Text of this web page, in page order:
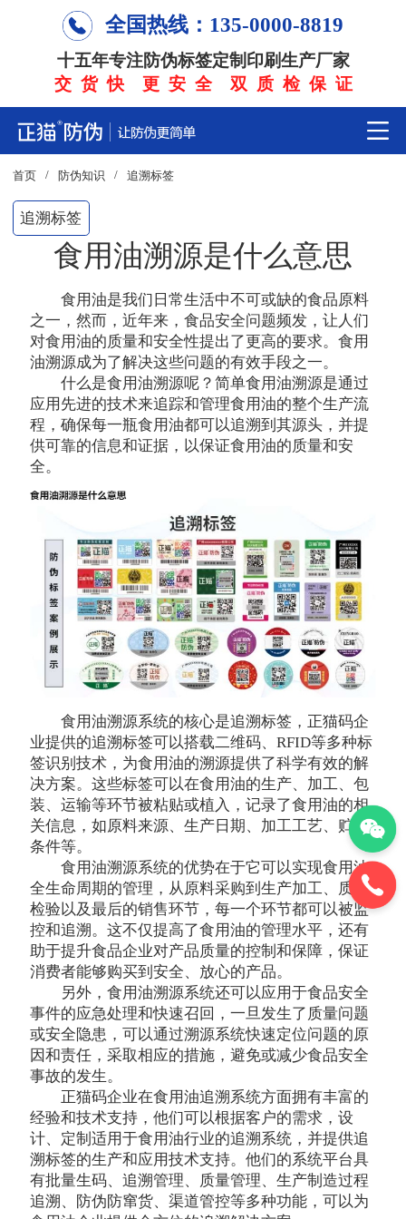
全国热线：135-0000-8819
十五年专注防伪标签定制印刷生产厂家
交 货 快 更 安 全 双 质 检 保 证
首页 / 防伪知识 / 追溯标签
追溯标签
食用油溯源是什么意思
食用油是我们日常生活中不可或缺的食品原料
之一，然而，近年来，食品安全问题频发，让人们
对食用油的质量和安全性提出了更高的要求。食用
油溯源成为了解决这些问题的有效手段之一。
什么是食用油溯源呢？简单食用油溯源是通过
应用先进的技术来追踪和管理食用油的整个生产流
程，确保每一瓶食用油都可以追溯到其源头，并提
供可靠的信息和证据，以保证食用油的质量和安
全。
食用油溯源系统的核心是追溯标签，正猫码企
业提供的追溯标签可以搭载二维码、RFID等多种标
签识别技术，为食用油的溯源提供了科学有效的解
决方案。这些标签可以在食用油的生产、加工、包
装、运输等环节被粘贴或植入，记录了食用油的相
关信息，如原料来源、生产日期、加工工艺、贮存
条件等。
食用油溯源系统的优势在于它可以实现食用油
全生命周期的管理，从原料采购到生产加工、质量
检验以及最后的销售环节，每一个环节都可以被监
控和追溯。这不仅提高了食用油的管理水平，还有
助于提升食品企业对产品质量的控制和保障，保证
消费者能够购买到安全、放心的产品。
另外，食用油溯源系统还可以应用于食品安全
事件的应急处理和快速召回，一旦发生了质量问题
或安全隐患，可以通过溯源系统快速定位问题的原
因和责任，采取相应的措施，避免或减少食品安全
事故的发生。
正猫码企业在食用油追溯系统方面拥有丰富的
经验和技术支持，他们可以根据客户的需求，设
计、定制适用于食用油行业的追溯系统，并提供追
溯标签的生产和应用技术支持。他们的系统平台具
有批量生码、追溯管理、质量管理、生产制造过程
追溯、防伪防窜货、渠道管控等多种功能，可以为